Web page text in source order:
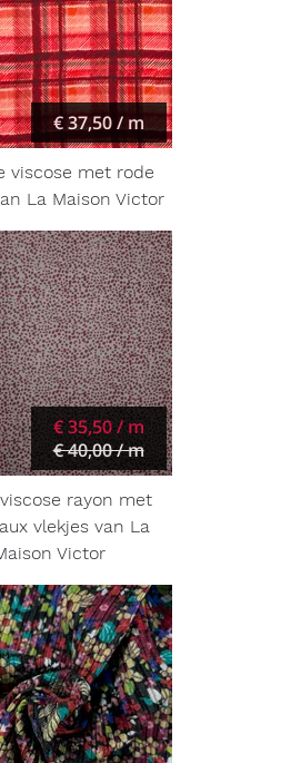
€ 37,50 / m
viscose met rode
La Maison Victor
€ 35,50 / m
€ 40,00 / m
rayon met
vlekjes van La
Victor